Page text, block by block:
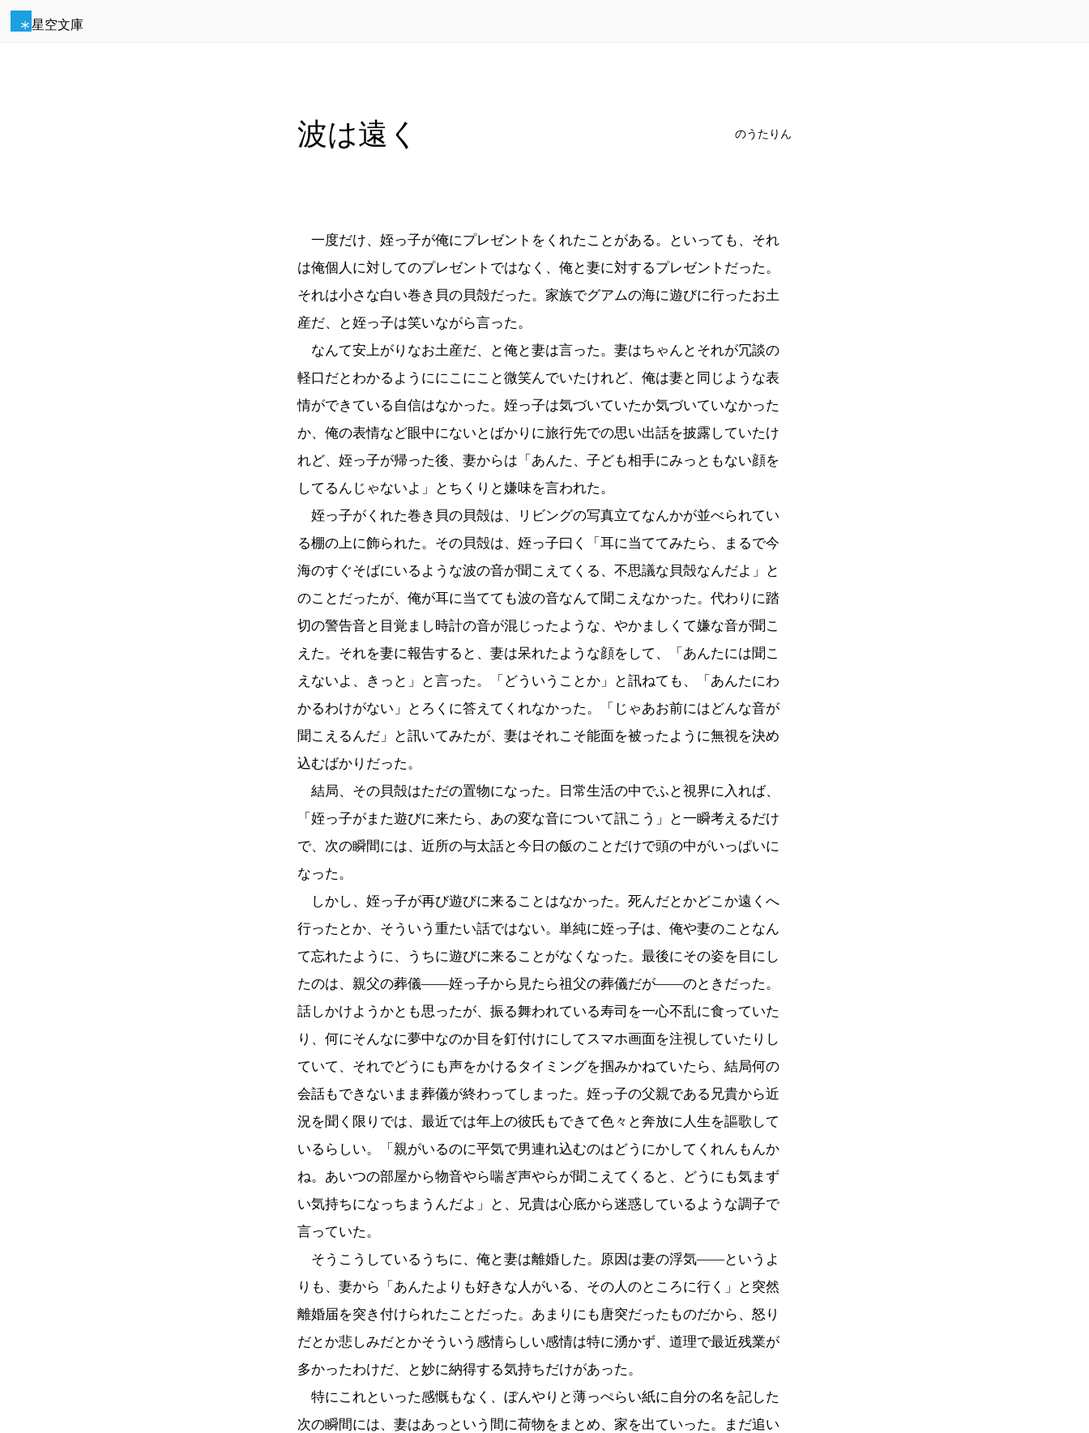
星空文庫
波は遠く のうたりん
一度だけ、姪っ子が俺にプレゼントをくれたことがある。といっても、それ
は俺個人に対してのプレゼントではなく、俺と妻に対するプレゼントだった。
それは小さな白い巻き貝の貝殻だった。家族でグアムの海に遊びに行ったお土
産だ、と姪っ子は笑いながら言った。
なんて安上がりなお土産だ、と俺と妻は言った。妻はちゃんとそれが冗談の
軽口だとわかるようににこにこと微笑んでいたけれど、俺は妻と同じような表
情ができている自信はなかった。姪っ子は気づいていたか気づいていなかった
か、俺の表情など眼中にないとばかりに旅行先での思い出話を披露していたけ
れど、姪っ子が帰った後、妻からは「あんた、子ども相手にみっともない顔を
してるんじゃないよ」とちくりと嫌味を言われた。
姪っ子がくれた巻き貝の貝殻は、リビングの写真立てなんかが並べられてい
る棚の上に飾られた。その貝殻は、姪っ子曰く「耳に当ててみたら、まるで今
海のすぐそばにいるような波の音が聞こえてくる、不思議な貝殻なんだよ」と
のことだったが、俺が耳に当てても波の音なんて聞こえなかった。代わりに踏
切の警告音と目覚まし時計の音が混じったような、やかましくて嫌な音が聞こ
えた。それを妻に報告すると、妻は呆れたような顔をして、「あんたには聞こ
えないよ、きっと」と言った。「どういうことか」と訊ねても、「あんたにわ
かるわけがない」とろくに答えてくれなかった。「じゃあお前にはどんな音が
聞こえるんだ」と訊いてみたが、妻はそれこそ能面を被ったように無視を決め
込むばかりだった。
結局、その貝殻はただの置物になった。日常生活の中でふと視界に入れば、
「姪っ子がまた遊びに来たら、あの変な音について訊こう」と一瞬考えるだけ
で、次の瞬間には、近所の与太話と今日の飯のことだけで頭の中がいっぱいに
なった。
しかし、姪っ子が再び遊びに来ることはなかった。死んだとかどこか遠くへ
行ったとか、そういう重たい話ではない。単純に姪っ子は、俺や妻のことなん
て忘れたように、うちに遊びに来ることがなくなった。最後にその姿を目にし
たのは、親父の葬儀――姪っ子から見たら祖父の葬儀だが――のときだった。
話しかけようかとも思ったが、振る舞われている寿司を一心不乱に食っていた
り、何にそんなに夢中なのか目を釘付けにしてスマホ画面を注視していたりし
ていて、それでどうにも声をかけるタイミングを掴みかねていたら、結局何の
会話もできないまま葬儀が終わってしまった。姪っ子の父親である兄貴から近
況を聞く限りでは、最近では年上の彼氏もできて色々と奔放に人生を謳歌して
いるらしい。「親がいるのに平気で男連れ込むのはどうにかしてくれんもんか
ね。あいつの部屋から物音やら喘ぎ声やらが聞こえてくると、どうにも気まず
い気持ちになっちまうんだよ」と、兄貴は心底から迷惑しているような調子で
言っていた。
そうこうしているうちに、俺と妻は離婚した。原因は妻の浮気――というよ
りも、妻から「あんたよりも好きな人がいる、その人のところに行く」と突然
離婚届を突き付けられたことだった。あまりにも唐突だったものだから、怒り
だとか悲しみだとかそういう感情らしい感情は特に湧かず、道理で最近残業が
多かったわけだ、と妙に納得する気持ちだけがあった。
特にこれといった感慨もなく、ぼんやりと薄っぺらい紙に自分の名を記した
次の瞬間には、妻はあっという間に荷物をまとめ、家を出ていった。まだ追い